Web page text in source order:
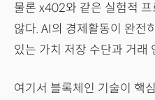
물론 x402와 같은 실험적
않다. AI의 경제활동이 완전
있는 가치 저장 수단과 거래
여기서 블록체인 기술이 핵